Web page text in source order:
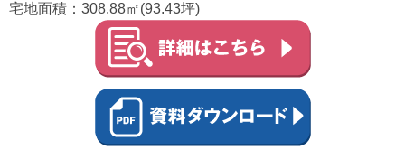
宅地面積：308.88㎡(93.43坪)